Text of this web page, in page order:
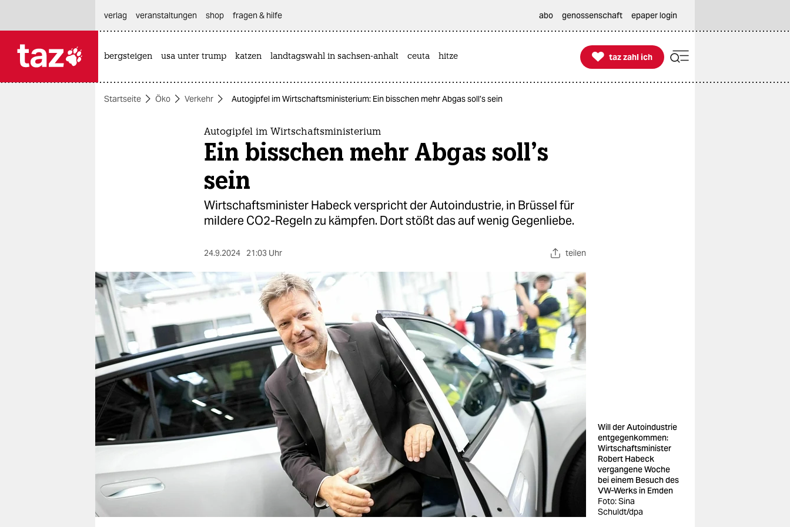
themen
nord
wahrheit
verlag
verlag
veranstaltungen
shop
fragen & hilfe
abo
verlag
veranstaltungen shop fragen & hilfe abo genossenschaft epaper login
bergsteigen usa unter trump katzen landtagswahl in sachsen-anhalt ceuta hitze 
taz zahl ich
taz zahl ich
Startseite Öko Verkehr Autogipfel im Wirtschaftsministerium: Ein bisschen mehr Abgas soll’s sein
Autogipfel im Wirtschaftsministerium
Ein bisschen mehr Abgas soll’s
sein
Wirtschaftsminister Habeck verspricht der Autoindustrie, in Brüssel für
mildere CO2-Regeln zu kämpfen. Dort stößt das auf wenig Gegenliebe.
24.9.2024 21:03 Uhr teilen
Will der Autoindustrie
entgegenkommen:
Wirtschaftsminister
Robert Habeck
vergangene Woche
bei einem Besuch des
VW-Werks in Emden
Foto: Sina
Schuldt/dpa